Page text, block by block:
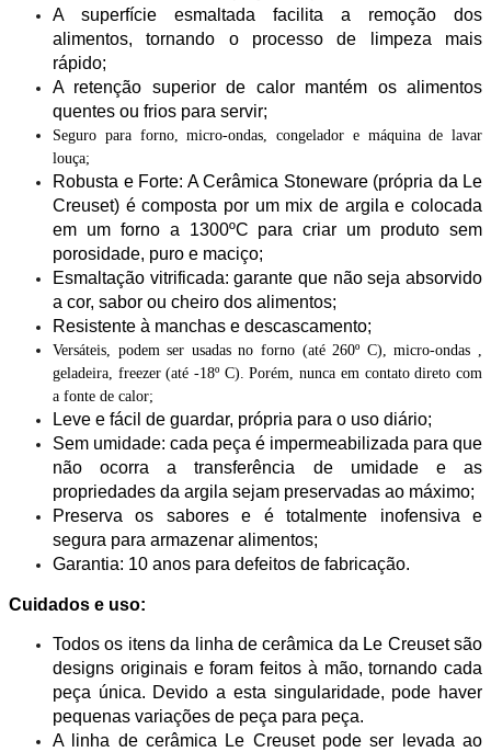
A superfície esmaltada facilita a remoção dos
alimentos, tornando o processo de limpeza mais
rápido;
A retenção superior de calor mantém os alimentos
quentes ou frios para servir;
Seguro para forno, micro-ondas, congelador e máquina de lavar
louça;
Robusta e Forte: A Cerâmica Stoneware (própria da Le
Creuset) é composta por um mix de argila e colocada
em um forno a 1300ºC para criar um produto sem
porosidade, puro e maciço;
Esmaltação vitrificada: garante que não seja absorvido
a cor, sabor ou cheiro dos alimentos;
Resistente à manchas e descascamento;
Versáteis, podem ser usadas no forno (até 260º C), micro-ondas ,
geladeira, freezer (até -18º C). Porém, nunca em contato direto com
a fonte de calor;
Leve e fácil de guardar, própria para o uso diário;
Sem umidade: cada peça é impermeabilizada para que
não ocorra a transferência de umidade e as
propriedades da argila sejam preservadas ao máximo;
Preserva os sabores e é totalmente inofensiva e
segura para armazenar alimentos;
Garantia: 10 anos para defeitos de fabricação.
Cuidados e uso:
Todos os itens da linha de cerâmica da Le Creuset são
designs originais e foram feitos à mão, tornando cada
peça única. Devido a esta singularidade, pode haver
pequenas variações de peça para peça.
A linha de cerâmica Le Creuset pode ser levada ao